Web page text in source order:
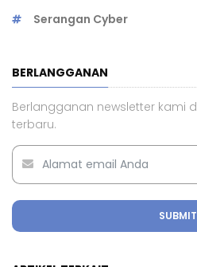
Serangan Cyber
BERLANGGANAN
Berlangganan newsletter kami
terbaru.
SUBMIT